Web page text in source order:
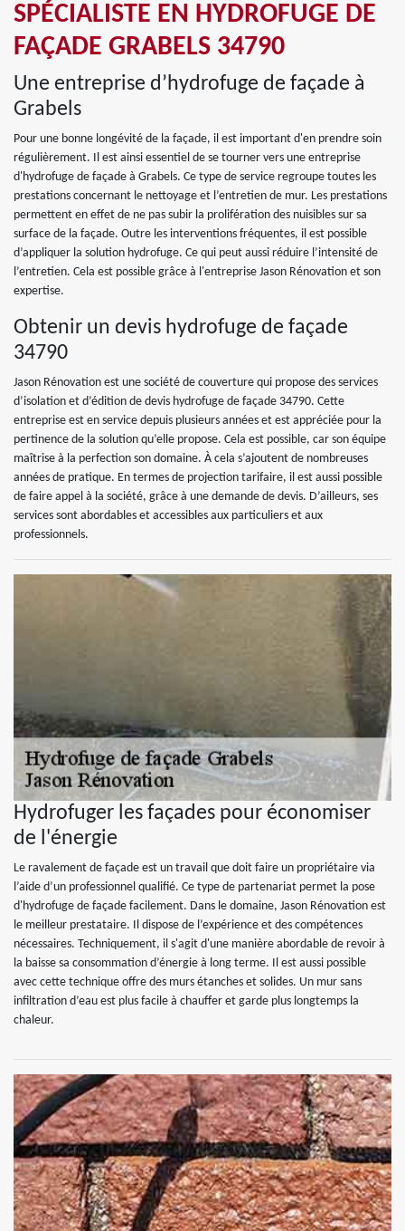
SPÉCIALISTE EN HYDROFUGE DE
FAÇADE GRABELS 34790
Une entreprise d’hydrofuge de façade à
Grabels
Pour une bonne longévité de la façade, il est important d'en prendre soin
régulièrement. Il est ainsi essentiel de se tourner vers une entreprise
d'hydrofuge de façade à Grabels. Ce type de service regroupe toutes les
prestations concernant le nettoyage et l’entretien de mur. Les prestations
permettent en effet de ne pas subir la prolifération des nuisibles sur sa
surface de la façade. Outre les interventions fréquentes, il est possible
d’appliquer la solution hydrofuge. Ce qui peut aussi réduire l’intensité de
l’entretien. Cela est possible grâce à l'entreprise Jason Rénovation et son
expertise.
Obtenir un devis hydrofuge de façade
34790
Jason Rénovation est une société de couverture qui propose des services
d’isolation et d’édition de devis hydrofuge de façade 34790. Cette
entreprise est en service depuis plusieurs années et est appréciée pour la
pertinence de la solution qu’elle propose. Cela est possible, car son équipe
maîtrise à la perfection son domaine. À cela s’ajoutent de nombreuses
années de pratique. En termes de projection tarifaire, il est aussi possible
de faire appel à la société, grâce à une demande de devis. D’ailleurs, ses
services sont abordables et accessibles aux particuliers et aux
professionnels.
Hydrofuger les façades pour économiser
de l'énergie
Le ravalement de façade est un travail que doit faire un propriétaire via
l’aide d’un professionnel qualifié. Ce type de partenariat permet la pose
d'hydrofuge de façade facilement. Dans le domaine, Jason Rénovation est
le meilleur prestataire. Il dispose de l’expérience et des compétences
nécessaires. Techniquement, il s'agit d'une manière abordable de revoir à
la baisse sa consommation d’énergie à long terme. Il est aussi possible
avec cette technique offre des murs étanches et solides. Un mur sans
infiltration d’eau est plus facile à chauffer et garde plus longtemps la
chaleur.